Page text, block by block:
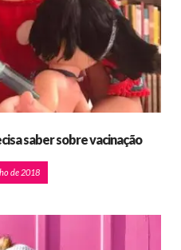
saber sobre vacinação
de 2018